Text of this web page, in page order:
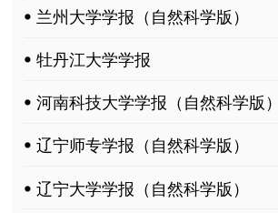
ꔷ 兰州大学学报（自然科学版）
ꔷ 牡丹江大学学报
ꔷ 河南科技大学学报（自然科学版）
ꔷ 辽宁师专学报（自然科学版）
ꔷ 辽宁大学学报（自然科学版）